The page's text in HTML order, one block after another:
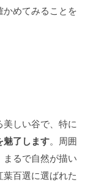
めてみることを
しい谷で、特に
魅了します。周囲
るで自然が描い
百選に選ばれた